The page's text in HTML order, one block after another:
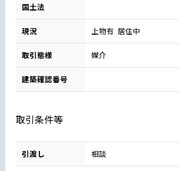
国土法
現況 上物有 居住中
取引態様 媒介
建築確認番号
取引条件等
引渡し 相談